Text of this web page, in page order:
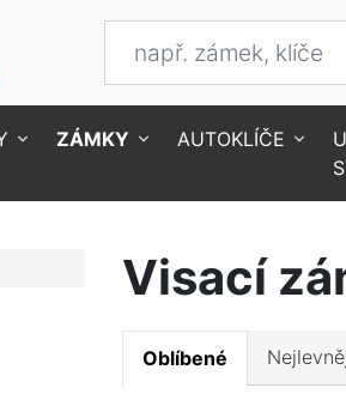
Visací
Oblíbené
ZÁMKY AUTOKLÍČE